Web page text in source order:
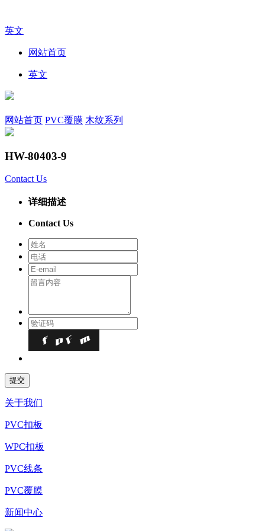
英文
网站首页
英文
网站首页 PVC覆膜 木纹系列
HW-80403-9
Contact Us
详细描述
Contact Us
关于我们
PVC扣板
WPC扣板
PVC线条
PVC覆膜
新闻中心